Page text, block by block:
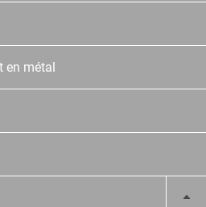
en métal